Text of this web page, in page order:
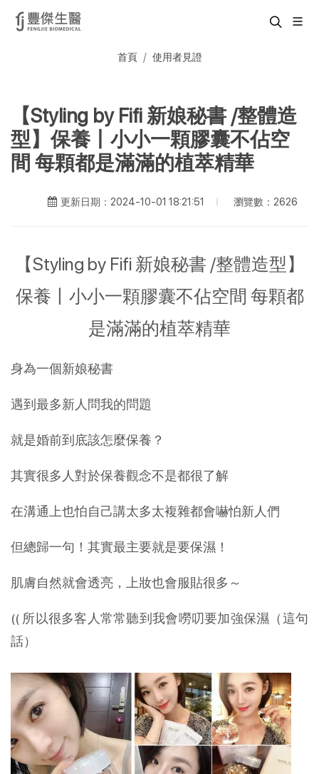
首頁 使用者見證
【Styling by Fifi 新娘秘書 /整體造
型】保養丨小小一顆膠囊不佔空
間 每顆都是滿滿的植萃精華
更新日期：2024-10-01 18:21:51 瀏覽數：2626
【Styling by Fifi 新娘秘書 /整體造型】
保養丨小小一顆膠囊不佔空間 每顆都
是滿滿的植萃精華
身為一個新娘秘書
遇到最多新人問我的問題
就是婚前到底該怎麼保養？
其實很多人對於保養觀念不是都很了解
在溝通上也怕自己講太多太複雜都會嚇怕新人們
但總歸一句！其實最主要就是要保濕！
肌膚自然就會透亮，上妝也會服貼很多～
(( 所以很多客人常常聽到我會嘮叨要加強保濕（這句
話）